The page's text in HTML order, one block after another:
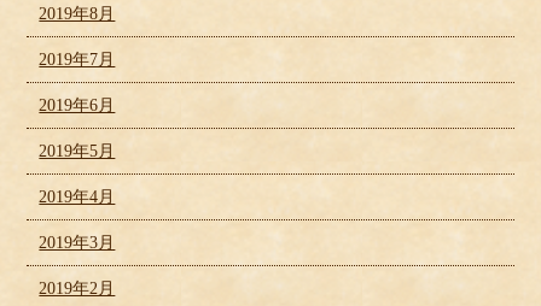
2019年8月
2019年7月
2019年6月
2019年5月
2019年4月
2019年3月
2019年2月